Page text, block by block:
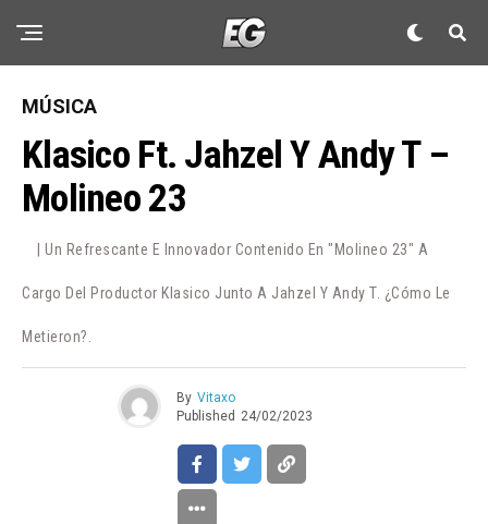
MÚSICA
Klasico Ft. Jahzel Y Andy T –
Molineo 23
| Un Refrescante E Innovador Contenido En "Molineo 23" A
Cargo Del Productor Klasico Junto A Jahzel Y Andy T. ¿Cómo Le
Metieron?.
By Vitaxo
Published 24/02/2023